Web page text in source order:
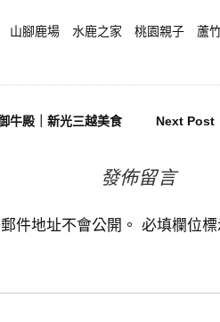
山腳鹿場 水鹿之家 桃園親子
蘆
牛殿｜新光三越美食
Next Post
發佈留言
件地址不會公開。 必填欄位